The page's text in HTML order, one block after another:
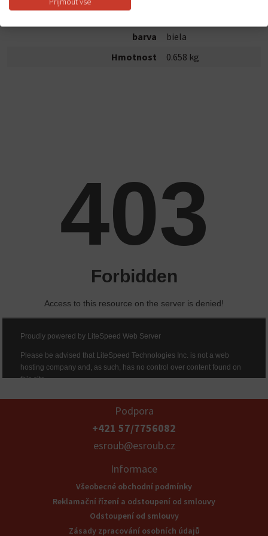
barva
biela
Hmotnost
0.658 kg
Podpora
+421 57/7756082
esroub@esroub.cz
Informace
Všeobecné obchodní podmínky
Reklamační řízení a odstoupení od smlouvy
Odstoupení od smlouvy
Zásady zpracování osobních údajů